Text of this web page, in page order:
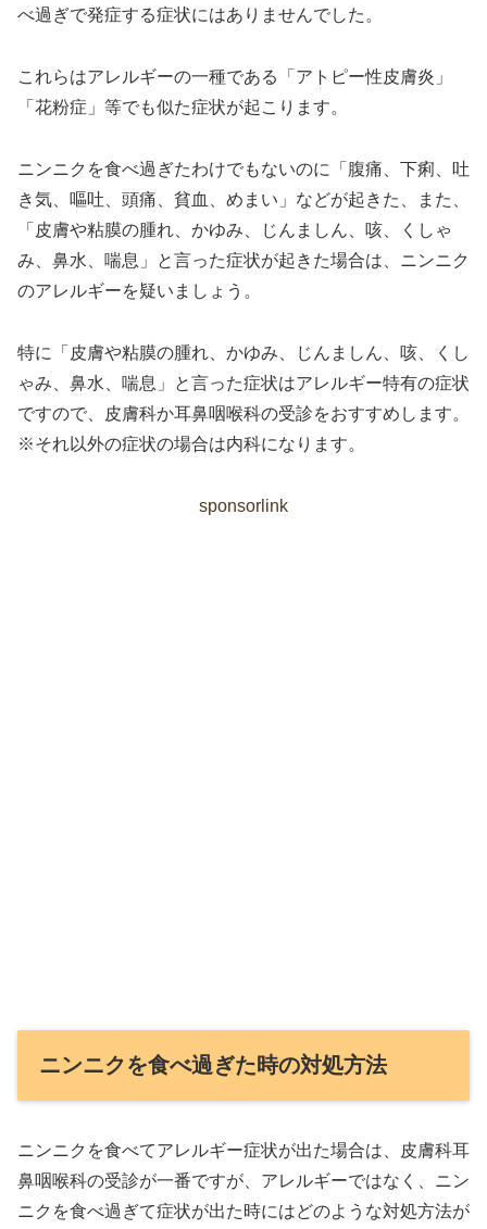
べ過ぎで発症する症状にはありませんでした。
これらはアレルギーの一種である「アトピー性皮膚炎」
「花粉症」等でも似た症状が起こります。
ニンニクを食べ過ぎたわけでもないのに「腹痛、下痢、吐
き気、嘔吐、頭痛、貧血、めまい」などが起きた、また、
「皮膚や粘膜の腫れ、かゆみ、じんましん、咳、くしゃ
み、鼻水、喘息」と言った症状が起きた場合は、ニンニク
のアレルギーを疑いましょう。
特に「皮膚や粘膜の腫れ、かゆみ、じんましん、咳、くし
ゃみ、鼻水、喘息」と言った症状はアレルギー特有の症状
ですので、皮膚科か耳鼻咽喉科の受診をおすすめします。
※それ以外の症状の場合は内科になります。
sponsorlink
ニンニクを食べ過ぎた時の対処方法
ニンニクを食べてアレルギー症状が出た場合は、皮膚科耳
鼻咽喉科の受診が一番ですが、アレルギーではなく、ニン
ニクを食べ過ぎて症状が出た時にはどのような対処方法が